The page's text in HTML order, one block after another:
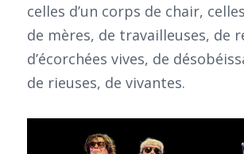
celles d’un corps de chair,
de mères, de travailleuses, de
d’écorchées vives, de
de rieuses, de vivantes.